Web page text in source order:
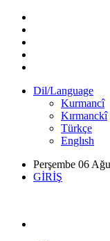
Dil/Language
Kurmancî
Kırmanckî
Türkçe
Englısh
Perşembe 06
GİRİŞ